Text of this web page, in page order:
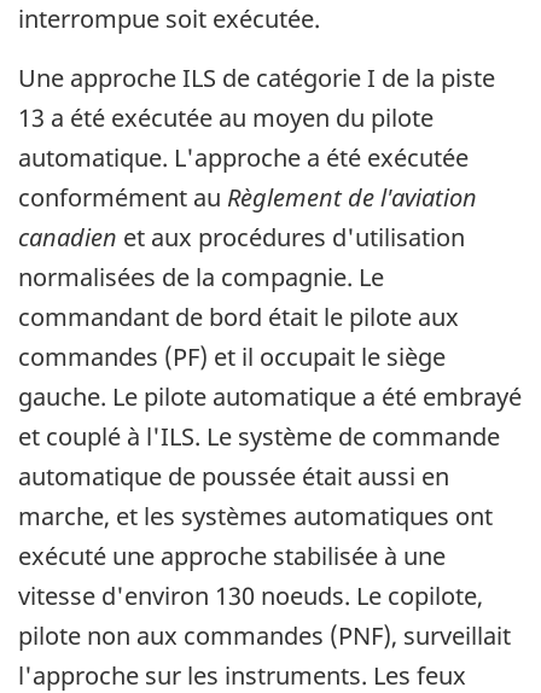
interrompue soit exécutée.
Une approche ILS de catégorie I de la piste
13 a été exécutée au moyen du pilote
automatique. L'approche a été exécutée
conformément au Règlement de l'aviation
canadien et aux procédures d'utilisation
normalisées de la compagnie. Le
commandant de bord était le pilote aux
commandes (PF) et il occupait le siège
gauche. Le pilote automatique a été embrayé
et couplé à l'ILS. Le système de commande
automatique de poussée était aussi en
marche, et les systèmes automatiques ont
exécuté une approche stabilisée à une
vitesse d'environ 130 noeuds. Le copilote,
pilote non aux commandes (PNF), surveillait
l'approche sur les instruments. Les feux